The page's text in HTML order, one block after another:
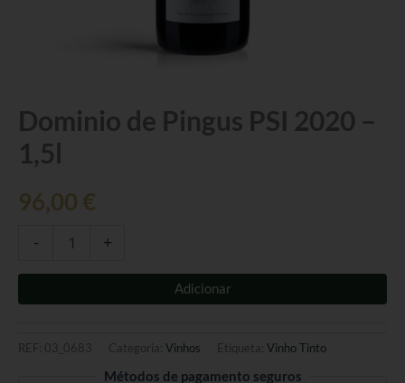
Dominio de Pingus PSI 2020 –
1,5l
96,00 €
-
Quantidade
de
Dominio
de
PSI
+
Adicionar
REF: 03_0683 Categoria: Vinhos Etiqueta: Vinho Tinto
Métodos de pagamento seguros